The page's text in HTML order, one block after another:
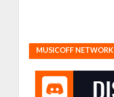
MUSICOFF NETWORK